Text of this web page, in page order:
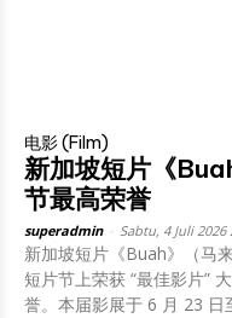
电影 (Film)
新加坡短片《
节最高荣誉
superadmin Sabtu, 4 Juli 2026
新加坡短片《Buah》（马
短片节上荣获 “最佳影片”
誉。本届影展于 6 月 23 日